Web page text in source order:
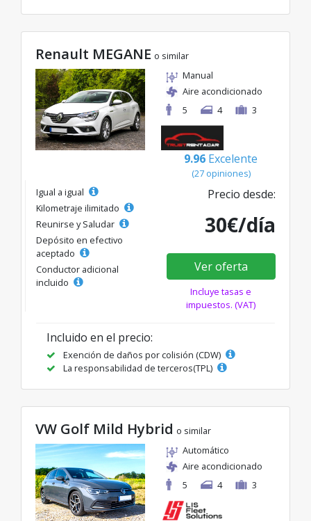
Renault MEGANE o similar
Manual
Aire acondicionado
5
4 3
9.96 Excelente
(27 opiniones)
Igual a igual
Kilometraje ilimitado
Reunirse y Saludar
Depósito en efectivo
aceptado
Conductor adicional
incluido
Precio desde:
30€/día
Ver oferta
Incluye tasas e
impuestos. (VAT)
Incluido en el precio:
Exención de daños por colisión (CDW)
La responsabilidad de terceros(TPL)
VW Golf Mild Hybrid o similar
Automático
Aire acondicionado
5
4 3